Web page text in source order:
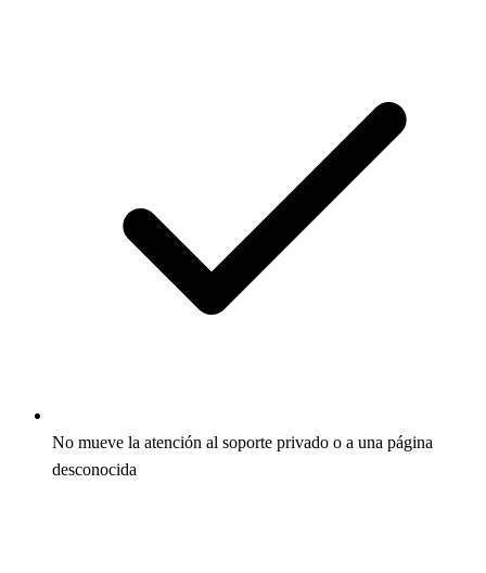
No mueve la atención al soporte privado o a una página
desconocida